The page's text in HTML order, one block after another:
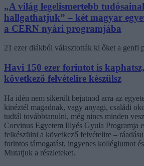
„A világ legelismertebb
hallgathatjuk” – két magyar
a CERN nyári programjába
21 ezer diákból választották ki őket a genfi
Havi 150 ezer forintot is
következő felvételire készülsz
Ha idén nem sikerült bejutnod arra az
kinéztél magadnak, vagy anyagi, családi
tudtál továbbtanulni, még nincs minden
Corvinus Egyetem Illyés Gyula Programja
felkészülni a következő felvételire –
forintos támogatást, ingyenes kollégiumot
Mutatjuk a részleteket.